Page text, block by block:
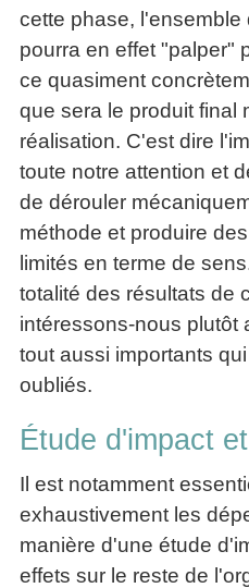
L'Innovation
Managériale
La
Méthode
SOCRIDE
Tous
les
articles
»»»
▶
Décider
Le
de
Décision
en
équipe
▶
Gérer
Gouvernance
du
SI
Les
technologies
du
SI
▶
Tous
articles
»»»
mieux
gérer
son
temps ?
Comment
devenir
un
stratège ?
Comment
devenir
un
décideur ?
Comment
Manager
l'entraide ?
Tous
les
Efficacité
»»»
données
Le
Big
Data
BI
Les
Outils
décisionnels
▶
les
articles
de
Données
les
articles
Entreprendre
»»»
Seul
»»»
▶
Gratuite
Management
Formation
tableau
de
et
BI
Formation
Management
de
Projet
Formation
Entrepreneuriat
▶
les
articles
Cours
cette phase,
pourra en effet "palper"
ce quasiment
que sera le produit final
réalisation. C'est dire
toute notre attention et
de dérouler
méthode et produire
limités en terme de
totalité des résultats de
intéressons-nous plutôt
tout aussi importants
oubliés.
Étude d'impact
Il est notamment
exhaustivement les
manière d'une étude
effets sur le reste de